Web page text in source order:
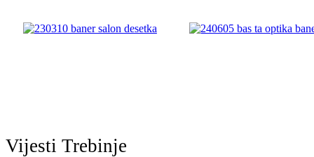
Vijesti Trebinje